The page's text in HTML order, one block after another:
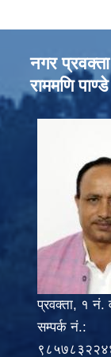
नगर प्रवक्ता
राममणि पाण्डे
प्रवक्ता, १ नं.
सम्पर्क नं.: